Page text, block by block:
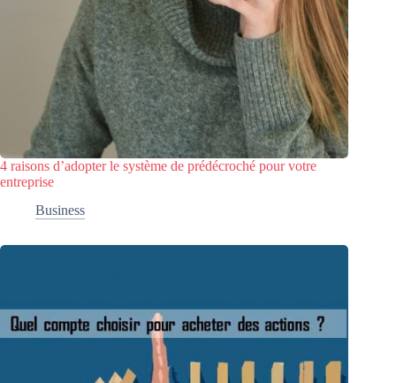
4 raisons d’adopter le système de prédécroché pour votre
entreprise
Business